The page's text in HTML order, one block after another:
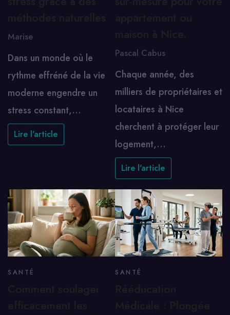
Marise
Dans un monde où le
rythme effréné de la vie
moderne engendre un
stress constant,…
Lire l'article
Pascal Cabus
Chaque année, des
milliers de propriétaires et
locataires à Nice
cherchent à protéger leur
logement,…
Lire l'article
SANTÉ SANTÉ